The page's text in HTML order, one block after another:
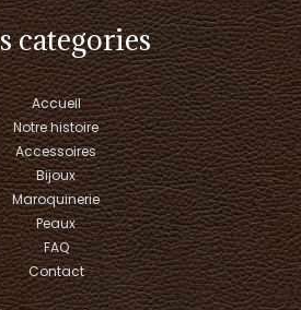
categories
Accueil
Notre histoire
Accessoires
Bijoux
Maroquinerie
Peaux
FAQ
Contact